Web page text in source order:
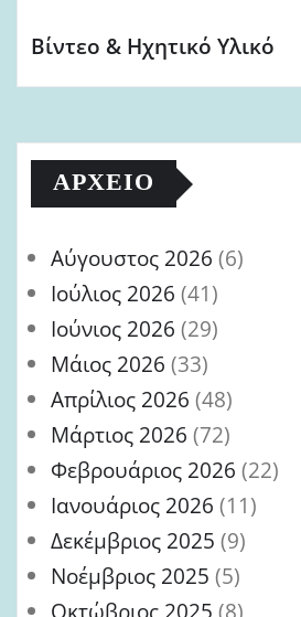
Βίντεο & Ηχητικό Υλικό
ΑΡΧΕΊΟ
Αύγουστος 2026 (6)
Ιούλιος 2026 (41)
Ιούνιος 2026 (29)
Μάιος 2026 (33)
Απρίλιος 2026 (48)
Μάρτιος 2026 (72)
Φεβρουάριος 2026 (22)
Ιανουάριος 2026 (11)
Δεκέμβριος 2025 (9)
Νοέμβριος 2025 (5)